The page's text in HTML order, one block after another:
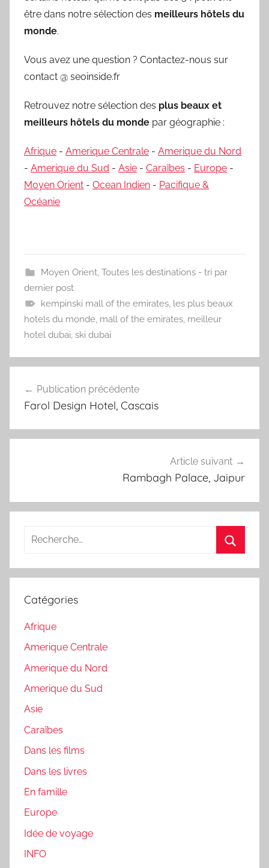
être dans notre sélection des meilleurs hôtels du
monde.
Vous avez une question ? Contactez-nous sur
contact @ seoinside.fr
Retrouvez notre sélection des plus beaux et
meilleurs hôtels du monde par géographie :
Afrique - Amerique Centrale - Amerique du Nord
- Amerique du Sud - Asie - Caraïbes - Europe -
Moyen Orient - Ocean Indien - Pacifique &
Océanie
Moyen Orient, Toutes les destinations - tri par
dernier post
kempinski mall of the emirates, les plus beaux
hotels du monde, mall of the emirates, meilleur
hotel dubai, ski dubai
de
Publication précédente
Farol Design Hotel, Cascais
Article suivant
Rambagh Palace, Jaipur
Recherche
:
Catégories
Afrique
Amerique Centrale
Amerique du Nord
Amerique du Sud
Asie
Caraïbes
Dans les films
Dans les livres
En famille
Europe
Idée de voyage
INFO